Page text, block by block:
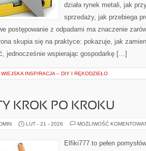
działa rynek metali, jak
sprzedaży, jak przebiega
postępowanie z odpadami ma znaczenie
skupia się na praktyce: pokazuje, jak
jednocześnie wspierając gospodarkę […]
WIEJSKA INSPIRACJA – DIY I RĘKODZIEŁO
KROK PO KROKU
LUT - 21 - 2026 MOŻLIWOŚĆ
Elfiki777 to pełen